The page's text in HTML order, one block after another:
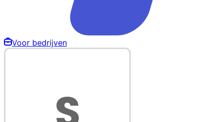
Voor bedrijven